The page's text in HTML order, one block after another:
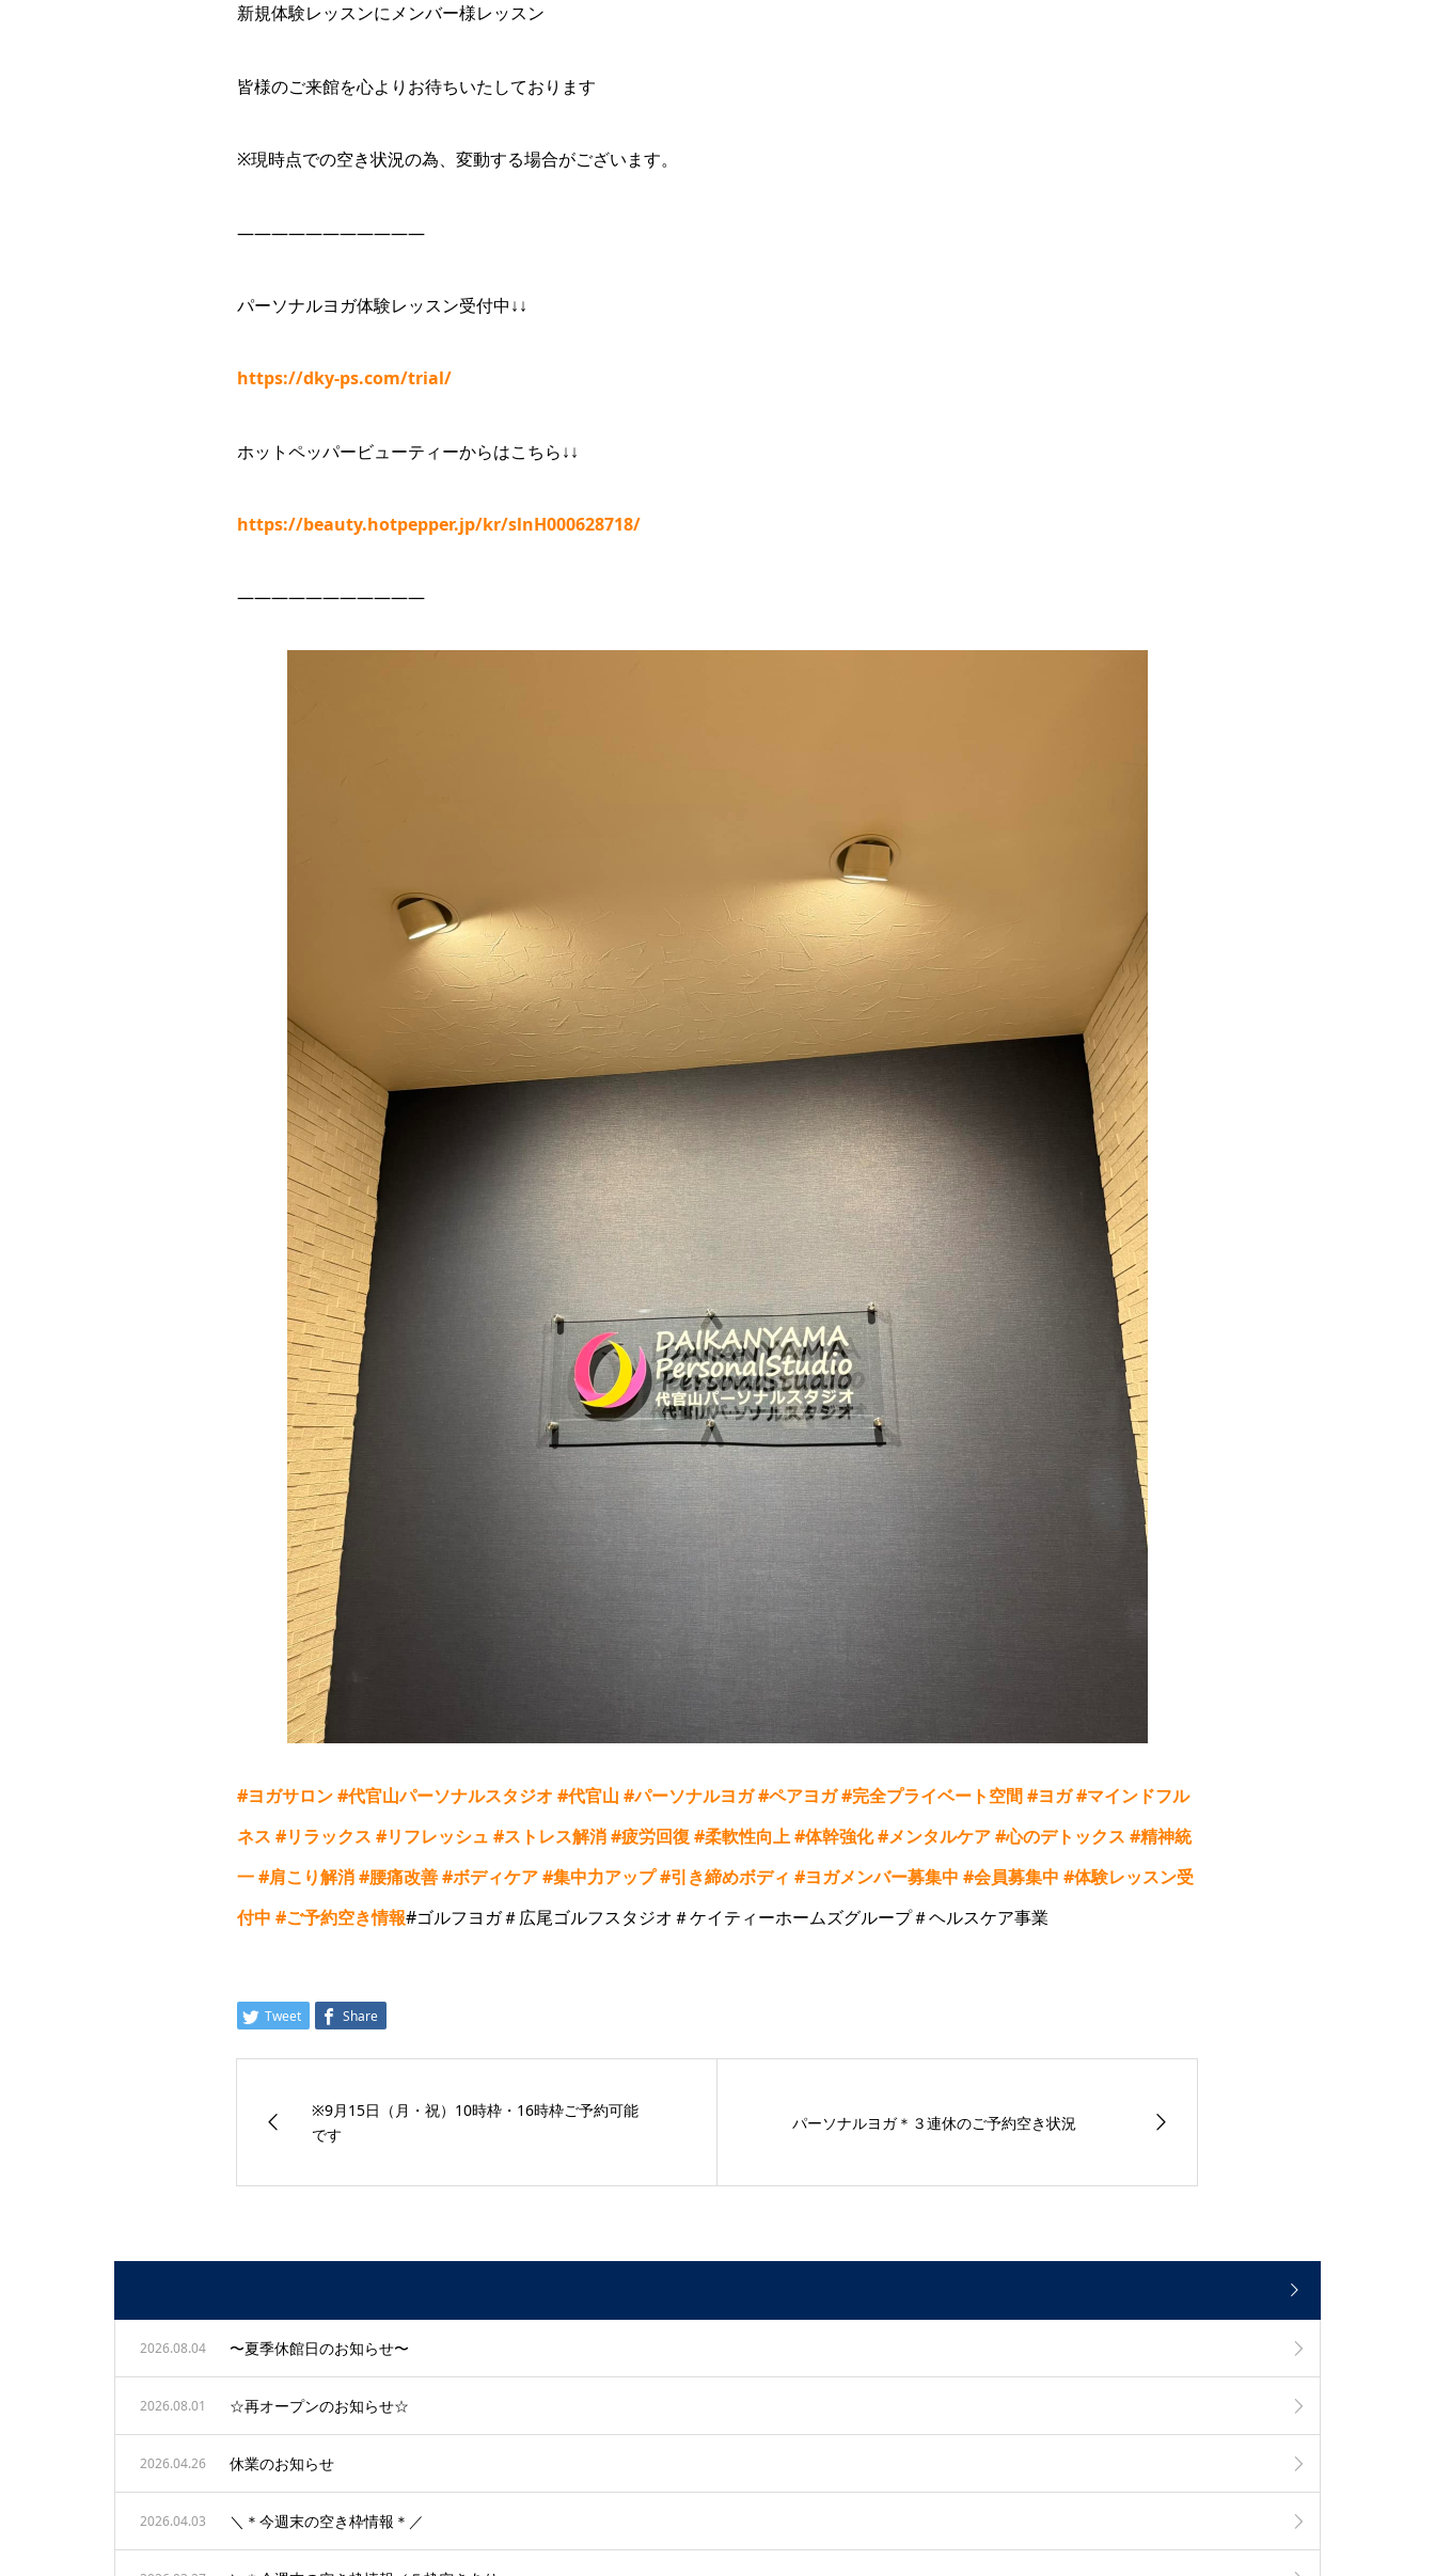
新規体験レッスンにメンバー様レッスン
皆様のご来館を心よりお待ちいたしております
※現時点での空き状況の為、変動する場合がございます。
———————————
パーソナルヨガ体験レッスン受付中↓↓
https://dky-ps.com/trial/
ホットペッパービューティーからはこちら↓↓
https://beauty.hotpepper.jp/kr/slnH000628718/
———————————
#ヨガサロン#代官山パーソナルスタジオ #代官山 #パーソナルヨガ#ペアヨガ#完全プライベート空間#ヨガ#マインドフル
ネス #リラックス #リフレッシュ #ストレス解消#疲労回復 #柔軟性向上#体幹強化#メンタルケア#心のデトックス #精神統
一#肩こり解消#腰痛改善#ボディケア#集中力アップ#引き締めボディ #ヨガメンバー募集中 #会員募集中 #体験レッスン受
付中 #ご予約空き情報#ゴルフヨガ＃広尾ゴルフスタジオ＃ケイティーホームズグループ＃ヘルスケア事業
Tweet Share
※9月15日（月・祝）10時枠・16時枠ご予約可能
です
パーソナルヨガ＊３連休のご予約空き状況
2026.08.04 〜夏季休館日のお知らせ〜
2026.08.01 ☆再オープンのお知らせ☆
2026.04.26 休業のお知らせ
2026.04.03 ＼＊今週末の空き枠情報＊／